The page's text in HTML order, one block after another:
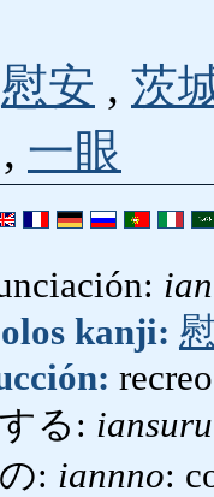
慰安 , 茨
, 一眼
ian
kanji:
る: iansuru
: iannno: